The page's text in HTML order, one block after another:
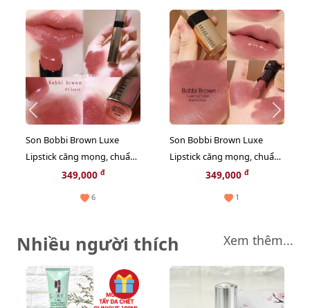
Son Bobbi Brown Luxe
Lipstick căng mọng, chuẩn
màu, #4 Claret đỏ đất thời
349,000 đ
6
Son Bobbi Brown Luxe
Lipstick căng mọng, chuẩn
màu, #315 Neutral Rose
349,000 đ
1
Nhiều người thích Xem thêm...